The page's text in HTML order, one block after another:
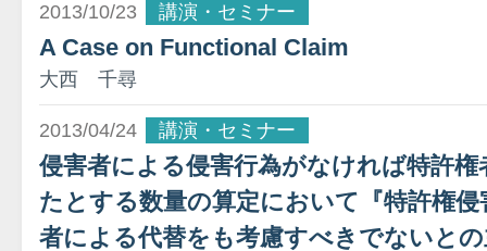
2013/10/23 講演・セミナー
A Case on Functional Claim
大西 千尋
2013/04/24 講演・セミナー
侵害者による侵害行為がなければ特許
たとする数量の算定において『特許権
者による代替をも考慮すべきでないと